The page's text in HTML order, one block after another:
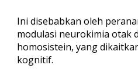
Ini disebabkan oleh
modulasi neurokimia otak
homosistein, yang
kognitif.